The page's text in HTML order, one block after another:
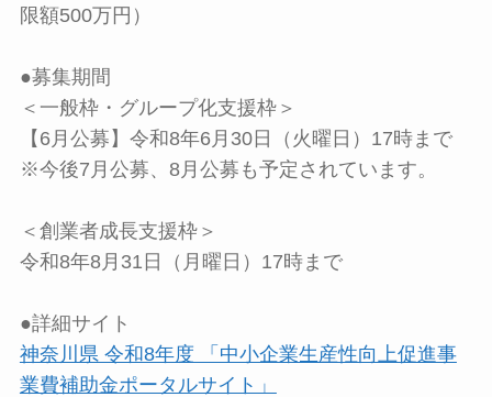
限額500万円）
●募集期間
＜一般枠・グループ化支援枠＞
【6月公募】令和8年6月30日（火曜日）17時まで
※今後7月公募、8月公募も予定されています。
＜創業者成長支援枠＞
令和8年8月31日（月曜日）17時まで
●詳細サイト
神奈川県 令和8年度 「中小企業生産性向上促進事
業費補助金ポータルサイト」